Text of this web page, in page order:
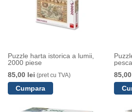
Puzzle harta istorica a lumii,
2000 piese
85,00 lei (pret cu TVA)